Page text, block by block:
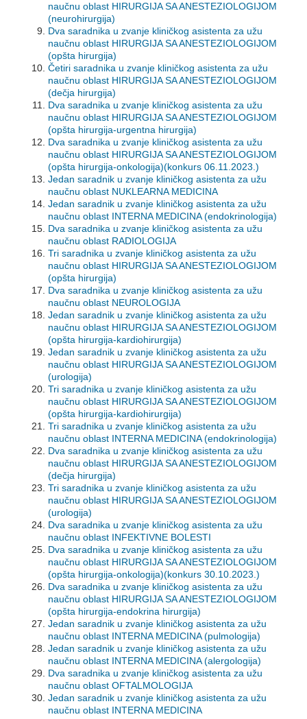
naučnu oblast HIRURGIJA SA ANESTEZIOLOGIJOM
(neurohirurgija)
Dva saradnika u zvanje kliničkog asistenta za užu
naučnu oblast HIRURGIJA SA ANESTEZIOLOGIJOM
(opšta hirurgija)
Četiri saradnika u zvanje kliničkog asistenta za užu
naučnu oblast HIRURGIJA SA ANESTEZIOLOGIJOM
(dečja hirurgija)
Dva saradnika u zvanje kliničkog asistenta za užu
naučnu oblast HIRURGIJA SA ANESTEZIOLOGIJOM
(opšta hirurgija-urgentna hirurgija)
Dva saradnika u zvanje kliničkog asistenta za užu
naučnu oblast HIRURGIJA SA ANESTEZIOLOGIJOM
(opšta hirurgija-onkologija)(konkurs 06.11.2023.)
Jedan saradnik u zvanje kliničkog asistenta za užu
naučnu oblast NUKLEARNA MEDICINA
Jedan saradnik u zvanje kliničkog asistenta za užu
naučnu oblast INTERNA MEDICINA (endokrinologija)
Dva saradnika u zvanje kliničkog asistenta za užu
naučnu oblast RADIOLOGIJA
Tri saradnika u zvanje kliničkog asistenta za užu
naučnu oblast HIRURGIJA SA ANESTEZIOLOGIJOM
(opšta hirurgija)
Dva saradnika u zvanje kliničkog asistenta za užu
naučnu oblast NEUROLOGIJA
Jedan saradnik u zvanje kliničkog asistenta za užu
naučnu oblast HIRURGIJA SA ANESTEZIOLOGIJOM
(opšta hirurgija-kardiohirurgija)
Jedan saradnik u zvanje kliničkog asistenta za užu
naučnu oblast HIRURGIJA SA ANESTEZIOLOGIJOM
(urologija)
Tri saradnika u zvanje kliničkog asistenta za užu
naučnu oblast HIRURGIJA SA ANESTEZIOLOGIJOM
(opšta hirurgija-kardiohirurgija)
Tri saradnika u zvanje kliničkog asistenta za užu
naučnu oblast INTERNA MEDICINA (endokrinologija)
Dva saradnika u zvanje kliničkog asistenta za užu
naučnu oblast HIRURGIJA SA ANESTEZIOLOGIJOM
(dečja hirurgija)
Tri saradnika u zvanje kliničkog asistenta za užu
naučnu oblast HIRURGIJA SA ANESTEZIOLOGIJOM
(urologija)
Dva saradnika u zvanje kliničkog asistenta za užu
naučnu oblast INFEKTIVNE BOLESTI
Dva saradnika u zvanje kliničkog asistenta za užu
naučnu oblast HIRURGIJA SA ANESTEZIOLOGIJOM
(opšta hirurgija-onkologija)(konkurs 30.10.2023.)
Dva saradnika u zvanje kliničkog asistenta za užu
naučnu oblast HIRURGIJA SA ANESTEZIOLOGIJOM
(opšta hirurgija-endokrina hirurgija)
Jedan saradnik u zvanje kliničkog asistenta za užu
naučnu oblast INTERNA MEDICINA (pulmologija)
Jedan saradnik u zvanje kliničkog asistenta za užu
naučnu oblast INTERNA MEDICINA (alergologija)
Dva saradnika u zvanje kliničkog asistenta za užu
naučnu oblast OFTALMOLOGIJA
Jedan saradnik u zvanje kliničkog asistenta za užu
naučnu oblast INTERNA MEDICINA